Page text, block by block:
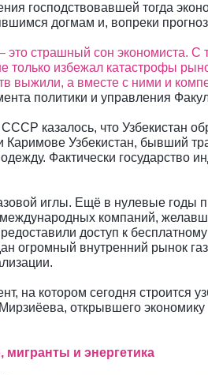
господствовавшей тогда
догмам и, вопреки
страшный сон экономиста. С
только избежал катастрофы
выжили, а вместе с ними и
политики и управления
казалось, что Узбекистан
Каримове Узбекистан, бывший
Фактически
иглы. Ещё в нулевые годы
компаний,
доступ к
огромный внутренний рынок
на котором сегодня строится
открывшего
и энергетика